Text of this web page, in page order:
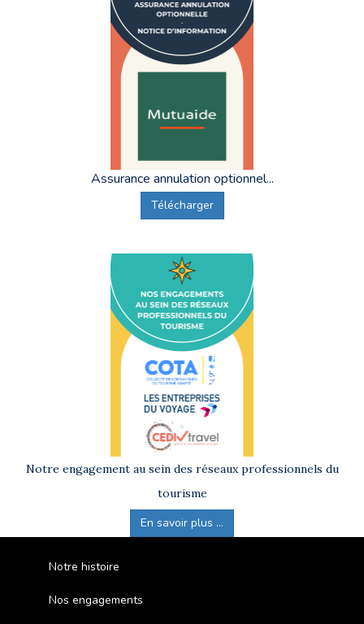
Assurance annulation optionnel...
Télécharger
Notre engagement au sein des réseaux professionnels du
tourisme
En savoir plus ...
Notre histoire
Nos engagements